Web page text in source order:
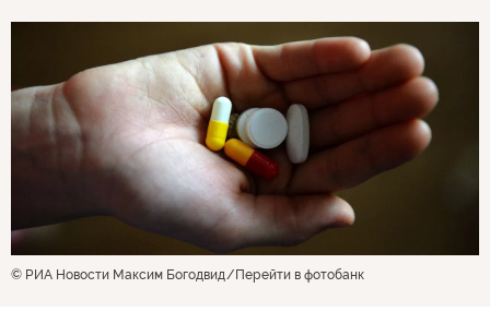
© РИА Новости Максим Богодвид Перейти в фотобанк